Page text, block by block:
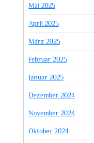
Mai 2025
April 2025
März 2025
Februar 2025
Januar 2025
Dezember 2024
November 2024
Oktober 2024